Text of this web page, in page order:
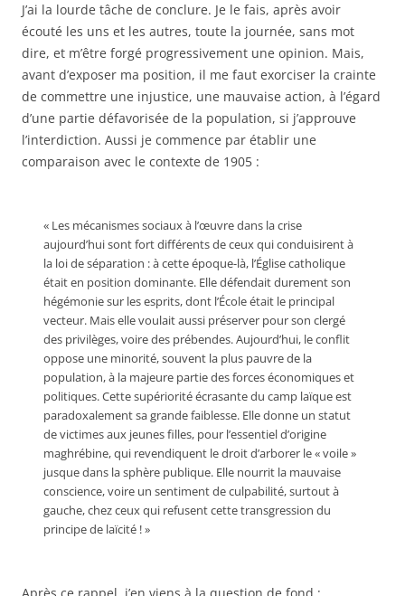
J’ai la lourde tâche de conclure. Je le fais, après avoir
écouté les uns et les autres, toute la journée, sans mot
dire, et m’être forgé progressivement une opinion. Mais,
avant d’exposer ma position, il me faut exorciser la crainte
de commettre une injustice, une mauvaise action, à l’égard
d’une partie défavorisée de la population, si j’approuve
l’interdiction. Aussi je commence par établir une
comparaison avec le contexte de 1905 :
« Les mécanismes sociaux à l’œuvre dans la crise
aujourd’hui sont fort différents de ceux qui conduisirent à
la loi de séparation : à cette époque-là, l’Église catholique
était en position dominante. Elle défendait durement son
hégémonie sur les esprits, dont l’École était le principal
vecteur. Mais elle voulait aussi préserver pour son clergé
des privilèges, voire des prébendes. Aujourd’hui, le conflit
oppose une minorité, souvent la plus pauvre de la
population, à la majeure partie des forces économiques et
politiques. Cette supériorité écrasante du camp laïque est
paradoxalement sa grande faiblesse. Elle donne un statut
de victimes aux jeunes filles, pour l’essentiel d’origine
maghrébine, qui revendiquent le droit d’arborer le « voile »
jusque dans la sphère publique. Elle nourrit la mauvaise
conscience, voire un sentiment de culpabilité, surtout à
gauche, chez ceux qui refusent cette transgression du
principe de laïcité ! »